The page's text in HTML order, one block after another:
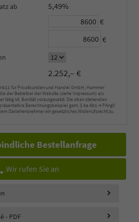
5,49%
€
€
2.252,– €
für Privatkunden und Handel GmbH, Hammer
der Betreiber der Website (siehe Impressum) als
tätig ist. Bonität vorausgesetzt. Die oben stehenden
Berechnungsbeispiel gem. § 6a Abs. 4 PAngV
Darlehensnehmer ein gesetzliches Widerrufsrecht zu.
Bestellanfrage
Wir rufen Sie an
- PDF